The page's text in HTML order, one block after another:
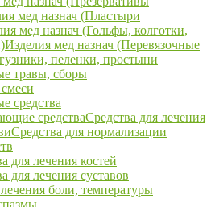
мед назнач (Пластыри
мед назнач (Гольфы, колготки,
Изделия мед назнач (Перевязочные
пеленки, простыни
травы, сборы
средства
средстваСредства для лечения
Средства для нормализации
для лечения костей
для лечения суставов
боли, температуры